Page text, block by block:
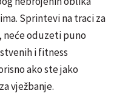
Sprintevi na traci za
neće oduzeti puno
i fitness
ako ste jako
vježbanje.